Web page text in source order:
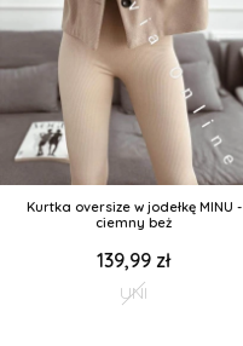
Kurtka oversize w jodełkę MINU -
ciemny beż
139,99 zł
UNI